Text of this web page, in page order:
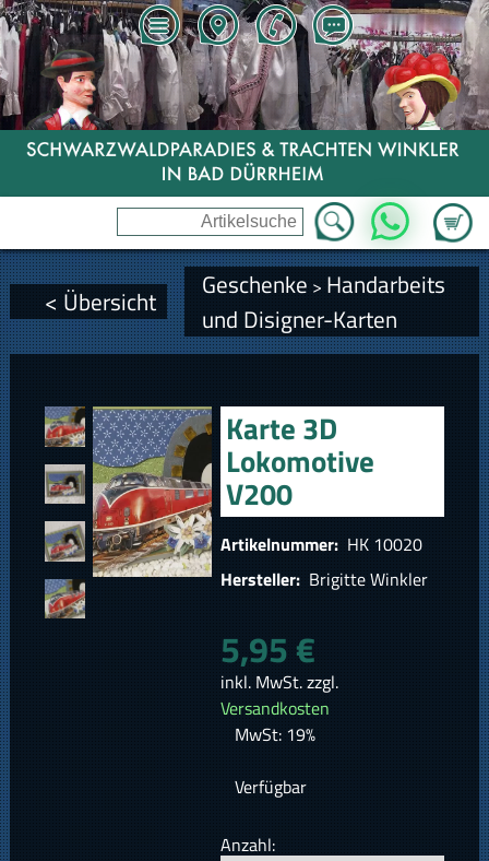
Zum
WhatsApp
< Übersicht Geschenke > Handarbeits
und Disigner-Karten
Karte 3D
Lokomotive
V200
Artikelnummer: HK 10020
Hersteller: Brigitte Winkler
5,95 €
inkl. MwSt. zzgl.
Versandkosten
MwSt: 19%
Verfügbar
Anzahl: